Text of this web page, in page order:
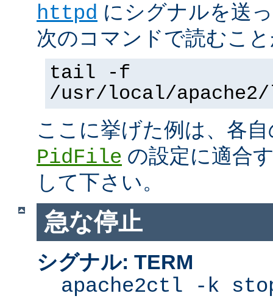
httpd にシグナルを送
次のコマンドで読むこ
tail -f
/usr/local/
ここに挙げた例は、各
PidFile の設定に適合
して下さい。
急な停止
シグナル: TERM
apache2ctl -k